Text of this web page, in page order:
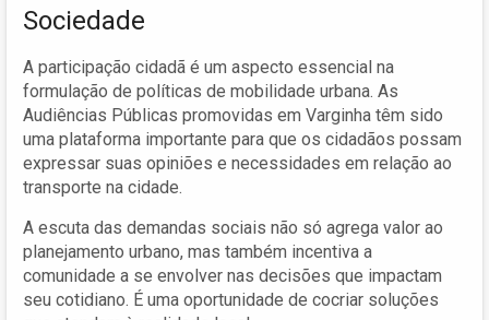
Sociedade
A participação cidadã é um aspecto essencial na
formulação de políticas de mobilidade urbana. As
Audiências Públicas promovidas em Varginha têm sido
uma plataforma importante para que os cidadãos possam
expressar suas opiniões e necessidades em relação ao
transporte na cidade.
A escuta das demandas sociais não só agrega valor ao
planejamento urbano, mas também incentiva a
comunidade a se envolver nas decisões que impactam
seu cotidiano. É uma oportunidade de cocriar soluções